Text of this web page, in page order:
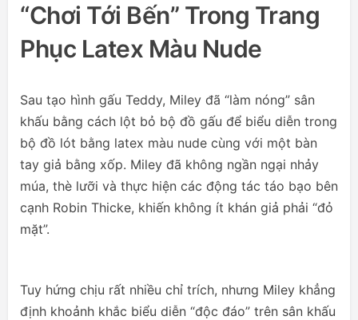
“Chơi Tới Bến” Trong Trang
Phục Latex Màu Nude
Sau tạo hình gấu Teddy, Miley đã “làm nóng” sân
khấu bằng cách lột bỏ bộ đồ gấu để biểu diễn trong
bộ đồ lót bằng latex màu nude cùng với một bàn
tay giả bằng xốp. Miley đã không ngần ngại nhảy
múa, thè lưỡi và thực hiện các động tác táo bạo bên
cạnh Robin Thicke, khiến không ít khán giả phải “đỏ
mặt”.
Tuy hứng chịu rất nhiều chỉ trích, nhưng Miley khẳng
định khoảnh khắc biểu diễn “độc đáo” trên sân khấu